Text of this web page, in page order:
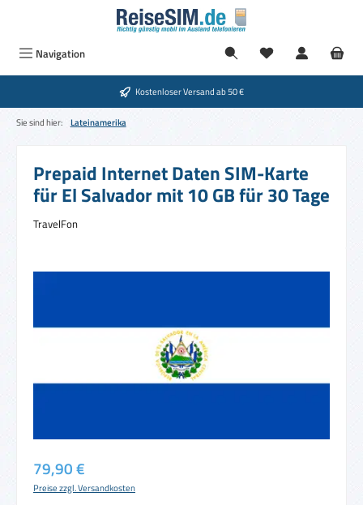
Zum Hauptinhalt springen
Navigation Du hast 0
Kostenloser Versand ab 50 €
Sie sind hier: Lateinamerika
Prepaid Internet Daten SIM-Karte
für El Salvador mit 10 GB für 30 Tage
TravelFon
Bildergalerie überspringen
Regulärer Preis:
79,90 €
Preise zzgl. Versandkosten